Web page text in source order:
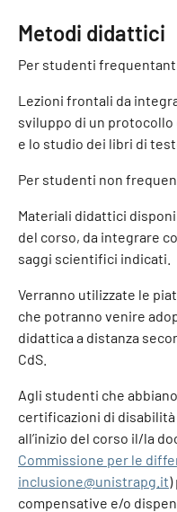
Metodi didattici
Per studenti
Lezioni frontali da
sviluppo di un
e lo studio dei libri di
Per studenti non
Materiali didattici
del corso, da integrare
saggi scientifici indicati.
Verranno utilizzate le
che potranno venire
didattica a distanza
CdS.
Agli studenti che
certificazioni di
all’inizio del corso il/la
Commissione per le
inclusione@unistrapg.it
compensative e/o